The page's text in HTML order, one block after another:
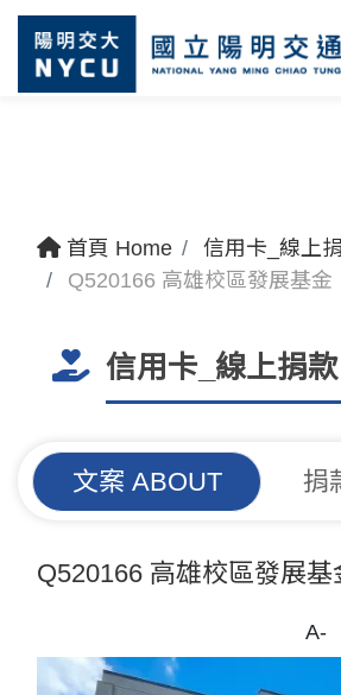
首頁 Home
信用卡_線上
Q520166 高雄校區發展基金
信用卡_線上捐
文案 ABOUT 捐
Q520166 高雄校區發展基
A-